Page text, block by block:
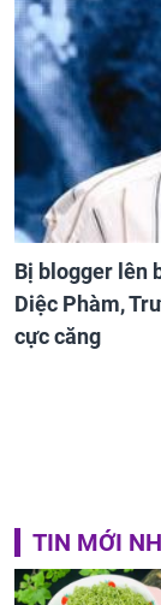
Bị blogger lên
Diệc Phàm,
cực căng
TIN MỚI